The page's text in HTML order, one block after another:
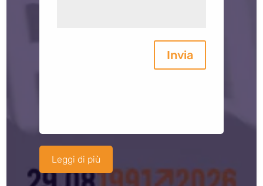
Invia
Leggi di più